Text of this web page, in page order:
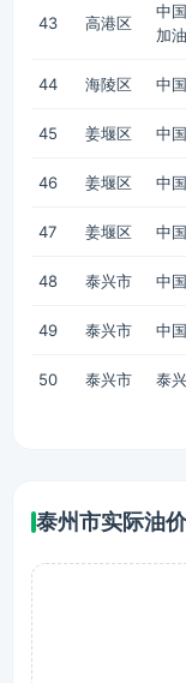
43 高港区
中
加
44 海陵区 中
45 姜堰区 中
46 姜堰区 中
47 姜堰区 中
48 泰兴市 中
49 泰兴市 中
50 泰兴市 泰
泰州市实际油